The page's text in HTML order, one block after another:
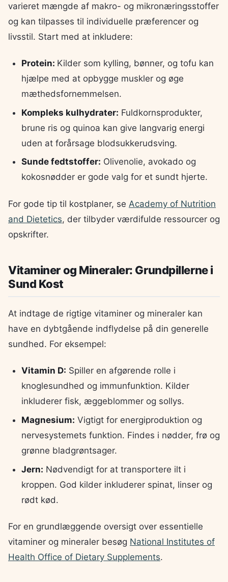
varieret mængde af makro- og mikronæringsstoffer
og kan tilpasses til individuelle præferencer og
livsstil. Start med at inkludere:
Protein: Kilder som kylling, bønner, og tofu kan
hjælpe med at opbygge muskler og øge
mæthedsfornemmelsen.
Kompleks kulhydrater: Fuldkornsprodukter,
brune ris og quinoa kan give langvarig energi
uden at forårsage blodsukkerudsving.
Sunde fedtstoffer: Olivenolie, avokado og
kokosnødder er gode valg for et sundt hjerte.
For gode tip til kostplaner, se Academy of Nutrition
and Dietetics, der tilbyder værdifulde ressourcer og
opskrifter.
Vitaminer og Mineraler: Grundpillerne i
Sund Kost
At indtage de rigtige vitaminer og mineraler kan
have en dybtgående indflydelse på din generelle
sundhed. For eksempel:
Vitamin D: Spiller en afgørende rolle i
knoglesundhed og immunfunktion. Kilder
inkluderer fisk, æggeblommer og sollys.
Magnesium: Vigtigt for energiproduktion og
nervesystemets funktion. Findes i nødder, frø og
grønne bladgrøntsager.
Jern: Nødvendigt for at transportere ilt i
kroppen. God kilder inkluderer spinat, linser og
rødt kød.
For en grundlæggende oversigt over essentielle
vitaminer og mineraler besøg National Institutes of
Health Office of Dietary Supplements.